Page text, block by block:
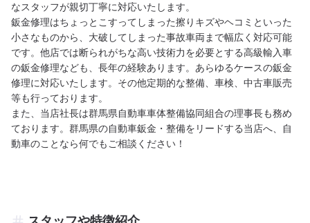
なスタッフが親切丁寧に対応いたします。
鈑金修理はちょっとこすってしまった擦りキズやヘコミといった
小さなものから、大破してしまった事故車両まで幅広く対応可能
です。他店では断られがちな高い技術力を必要とする高級輸入車
の鈑金修理なども、長年の経験あります。あらゆるケースの鈑金
修理に対応いたします。その他定期的な整備、車検、中古車販売
等も行っております。
また、当店社長は群馬県自動車車体整備協同組合の理事長も務め
ております。群馬県の自動車鈑金・整備をリードする当店へ、自
動車のことなら何でもご相談ください！